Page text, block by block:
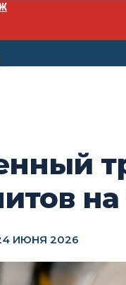
ИЮНЯ 2026